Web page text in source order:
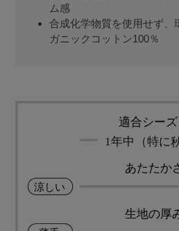
ム感
合成化学物質を使用せず、
ガニックコットン100％